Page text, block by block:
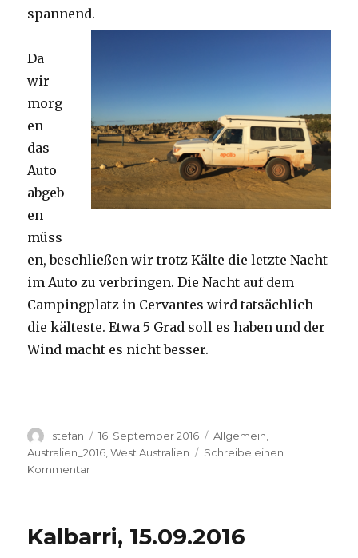
spannend.
Da
wir
morg
en
das
Auto
abgeb
en
müss
en, beschließen wir trotz Kälte die letzte Nacht
im Auto zu verbringen. Die Nacht auf dem
Campingplatz in Cervantes wird tatsächlich
die kälteste. Etwa 5 Grad soll es haben und der
Wind macht es nicht besser.
Autor
stefan
Veröffentlicht
am
16. September 2016 Kategorien
Allgemein
Australien_2016 ,West Australien
Schreibe einen
Kommentarzu
Kalbarri, 15.09.2016